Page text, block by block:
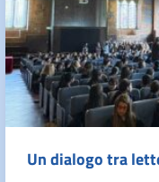
Un dialogo tra